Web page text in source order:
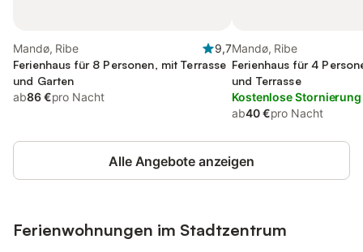
Mandø, Ribe
9,7
Ferienhaus für 8 Personen, mit Terrasse
und Garten
ab86 €pro Nacht
Mandø, Ribe
Ferienhaus für 4
und Terrasse
Kostenlose Stornierung
ab40 €pro Nacht
Alle Angebote anzeigen
Ferienwohnungen im Stadtzentrum